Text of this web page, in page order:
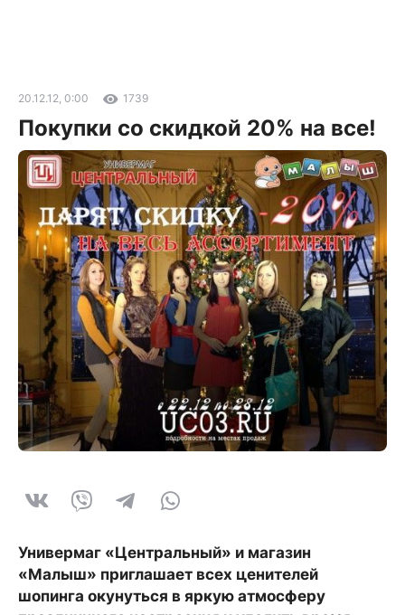
20.12.12, 0:00 1739
Покупки со скидкой 20% на все!
Универмаг «Центральный» и магазин
«Малыш» приглашает всех ценителей
шопинга окунуться в яркую атмосферу